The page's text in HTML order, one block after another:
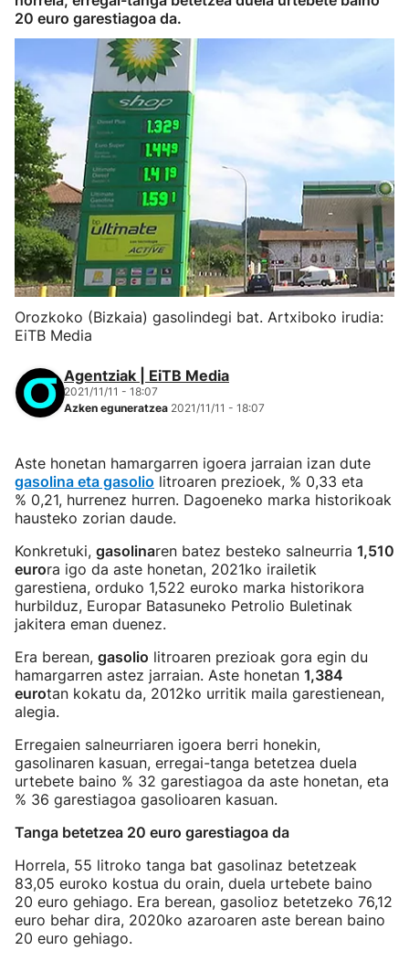
20 euro garestiagoa da.
Orozkoko (Bizkaia) gasolindegi bat. Artxiboko irudia:
EiTB Media
Agentziak | EiTB Media
2021/11/11 - 18:07
Azken eguneratzea 2021/11/11 - 18:07
Aste honetan hamargarren igoera jarraian izan dute
gasolina eta gasolio litroaren prezioek, % 0,33 eta
% 0,21, hurrenez hurren. Dagoeneko marka historikoak
hausteko zorian daude.
Konkretuki, gasolinaren batez besteko salneurria 1,510
eurora igo da aste honetan, 2021ko irailetik
garestiena, orduko 1,522 euroko marka historikora
hurbilduz, Europar Batasuneko Petrolio Buletinak
jakitera eman duenez.
Era berean, gasolio litroaren prezioak gora egin du
hamargarren astez jarraian. Aste honetan 1,384
eurotan kokatu da, 2012ko urritik maila garestienean,
alegia.
Erregaien salneurriaren igoera berri honekin,
gasolinaren kasuan, erregai-tanga betetzea duela
urtebete baino % 32 garestiagoa da aste honetan, eta
% 36 garestiagoa gasolioaren kasuan.
Tanga betetzea 20 euro garestiagoa da
Horrela, 55 litroko tanga bat gasolinaz betetzeak
83,05 euroko kostua du orain, duela urtebete baino
20 euro gehiago. Era berean, gasolioz betetzeko 76,12
euro behar dira, 2020ko azaroaren aste berean baino
20 euro gehiago.